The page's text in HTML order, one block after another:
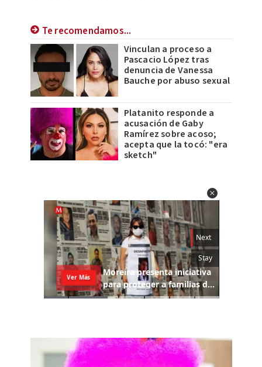
Te recomendamos...
Vinculan a proceso a
Pascacio López tras
denuncia de Vanessa
Bauche por abuso sexual
Platanito responde a
acusación de Gaby
Ramírez sobre acoso;
acepta que la tocó: "era
sketch"